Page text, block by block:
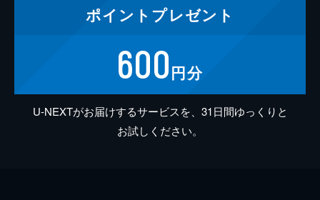
ポイント プレゼント
600円分
U-NEXTがお届けするサービスを、31日間ゆっくりと
お試しください。